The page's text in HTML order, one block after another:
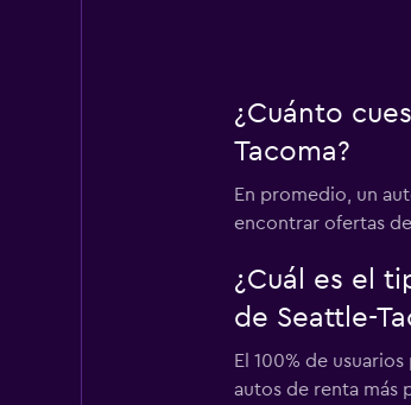
¿Cuánto
Tacoma?
En promedio, un
encontrar ofertas
¿Cuál es el
de Seattle-
El 100% de
autos de renta más